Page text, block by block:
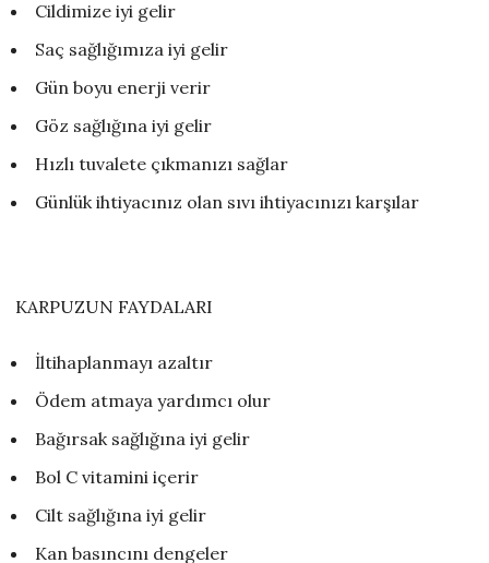
Cildimize iyi gelir
Saç sağlığımıza iyi gelir
Gün boyu enerji verir
Göz sağlığına iyi gelir
Hızlı tuvalete çıkmanızı sağlar
Günlük ihtiyacınız olan sıvı ihtiyacınızı karşılar
KARPUZUN FAYDALARI
İltihaplanmayı azaltır
Ödem atmaya yardımcı olur
Bağırsak sağlığına iyi gelir
Bol C vitamini içerir
Cilt sağlığına iyi gelir
Kan basıncını dengeler